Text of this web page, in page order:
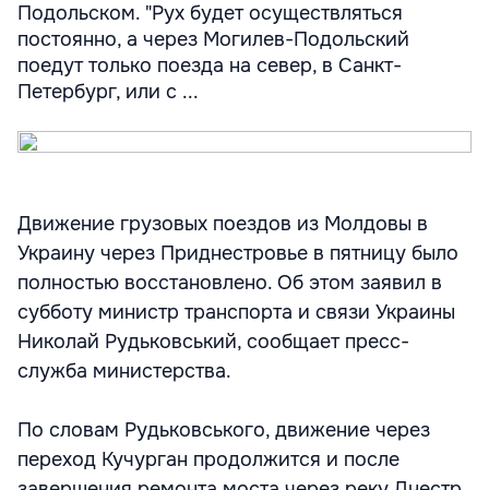
Подольском. "Рух будет осуществляться
постоянно, а через Могилев-Подольский
поедут только поезда на север, в Санкт-
Петербург, или с ...
Движение грузовых поездов из Молдовы в
Украину через Приднестровье в пятницу было
полностью восстановлено. Об этом заявил в
субботу министр транспорта и связи Украины
Николай Рудьковський, сообщает пресс-
служба министерства.
По словам Рудьковського, движение через
переход Кучурган продолжится и после